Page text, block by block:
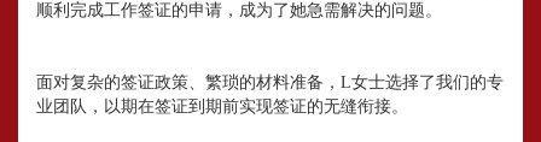
顺利完成工作签证的申请，成为了她急需解决的问题。
面对复杂的签证政策、繁琐的材料准备，L女士选择了我们的专
业团队，以期在签证到期前实现签证的无缝衔接。